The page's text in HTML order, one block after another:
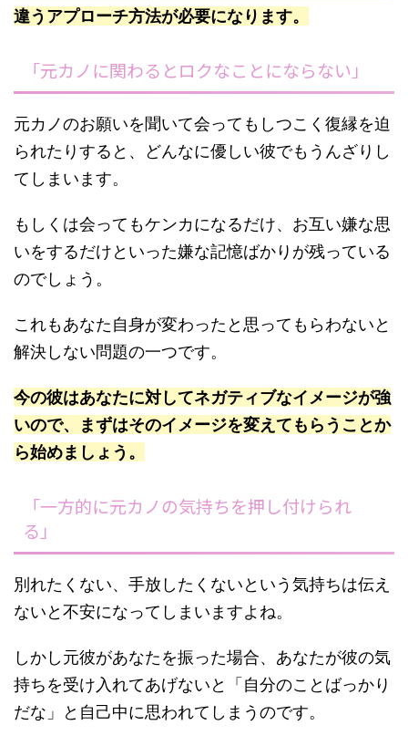
違うアプローチ方法が必要になります。
「元カノに関わるとロクなことにならない」
元カノのお願いを聞いて会ってもしつこく復縁を迫
られたりすると、どんなに優しい彼でもうんざりし
てしまいます。
もしくは会ってもケンカになるだけ、お互い嫌な思
いをするだけといった嫌な記憶ばかりが残っている
のでしょう。
これもあなた自身が変わったと思ってもらわないと
解決しない問題の一つです。
今の彼はあなたに対してネガティブなイメージが強
いので、まずはそのイメージを変えてもらうことか
ら始めましょう。
「一方的に元カノの気持ちを押し付けられ
る」
別れたくない、手放したくないという気持ちは伝え
ないと不安になってしまいますよね。
しかし元彼があなたを振った場合、あなたが彼の気
持ちを受け入れてあげないと「自分のことばっかり
だな」と自己中に思われてしまうのです。